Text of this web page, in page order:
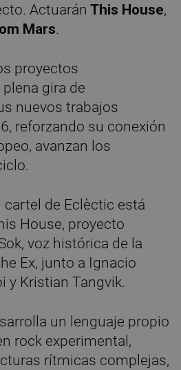
Actuarán This House,
Mars.
proyectos
gira de
nuevos trabajos
reforzando su conexión
avanzan los
cartel de Eclèctic está
House, proyecto
voz histórica de la
Ex, junto a Ignacio
y Kristian Tangvik.
un lenguaje propio
rock experimental,
rítmicas complejas,